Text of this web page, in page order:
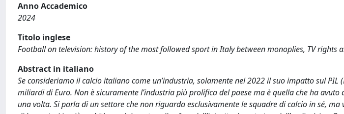
Anno Accademico
2024
Titolo inglese
Football on television: history of the most followed sport in Italy between monoplies, TV rights
Abstract in italiano
Se consideriamo il calcio italiano come un’industria, solamente nel 2022 il suo impatto sul
miliardi di Euro. Non è sicuramente l’industria più prolifica del paese ma è quella che ha
una volta. Si parla di un settore che non riguarda esclusivamente le squadre di calcio in sé,